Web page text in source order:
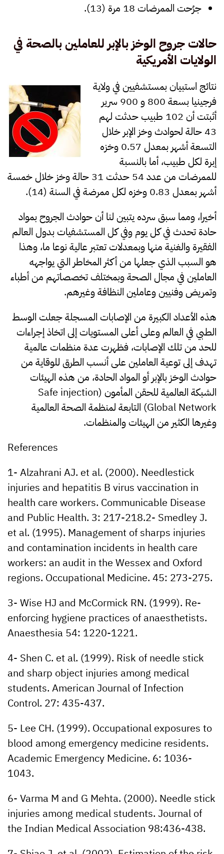
جرُحت الممرضات 18 مرة (13).
حالات جروح الوخز بالإبر للعاملين بالصحة في
الولايات الأمريكية
نتائج استبيان بمستشفيين في ولاية
فرجينيا بسعة 800 و 900 سرير
أثبتت أن 102 طبيب حدثت لهم
43 حالة لحوادث وخز الإبر خلال
التسعة أشهر بمعدل 0.57 وخزه
إبرة لكل طبيب، أما بالنسبة
للممرضات من عدد 54 حدثت 31 حالة وخز خلال خمسة
أشهر بمعدل 0.83 وخزه لكل ممرضة في السنة (14).
أخيرا، ومما سبق سرده يتبين لنا أن حوادث الجروح بمواد
حادة تحدث في كل يوم وفي كل المستشفيات بدول العالم
الفقيرة والغنية منها وبمعدلات تعتبر عالية نوعا ما، وهذا
هو السبب الذي جعلها من أكثر المخاطر التي يواجهه
العاملين في مجال الصحة وبمختلف تخصصاتهم من أطباء
وتمريض وفنيين وعاملين النظافة وغيرهم.
هذه الأعداد الكبيرة من الإصابات المسجلة جعلت الوسط
الطبي في العالم وعلى أعلى المستويات إلى اتخاذ إجراءات
للحد من تلك الإصابات، فظهرت عدة منظمات عالمية
تهدف إلى توعية العاملين على أنسب الطرق للوقاية من
حوادث الوخز بالإبر أو المواد الحادة، من هذه الهيئات
الشبكة العالمية للحقن المأمون (Safe injection
Global Network) التابعة لمنظمة الصحة العالمية
وغيرها الكثير من الهيئات والمنظمات.
References
1- Alzahrani AJ. et al. (2000). Needlestick
injuries and hepatitis B virus vaccination in
health care workers. Communicable Disease
and Public Health. 3: 217-218.2- Smedley J.
et al. (1995). Management of sharps injuries
and contamination incidents in health care
workers: an audit in the Wessex and Oxford
regions. Occupational Medicine. 45: 273-275.
3- Wise HJ and McCormick RN. (1999). Re-
enforcing hygiene practices of anaesthetists.
Anaesthesia 54: 1220-1221.
4- Shen C. et al. (1999). Risk of needle stick
and sharp object injuries among medical
students. American Journal of Infection
Control. 27: 435-437.
5- Lee CH. (1999). Occupational exposures to
blood among emergency medicine residents.
Academic Emergency Medicine. 6: 1036-
1043.
6- Varma M and G Mehta. (2000). Needle stick
injuries among medical students. Journal of
the Indian Medical Association 98:436-438.